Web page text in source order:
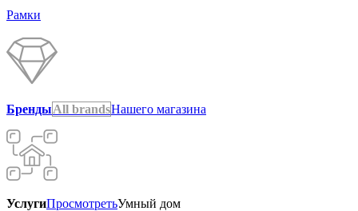
Рамки
БрендыAll brandsНашего магазина
УслугиПросмотретьУмный дом